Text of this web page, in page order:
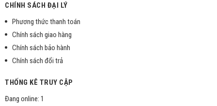
CHÍNH SÁCH ĐẠI LÝ
Phương thức thanh toán
Chính sách giao hàng
Chính sách bảo hành
Chính sách đổi trả
THỐNG KÊ TRUY CẬP
Đang online: 1